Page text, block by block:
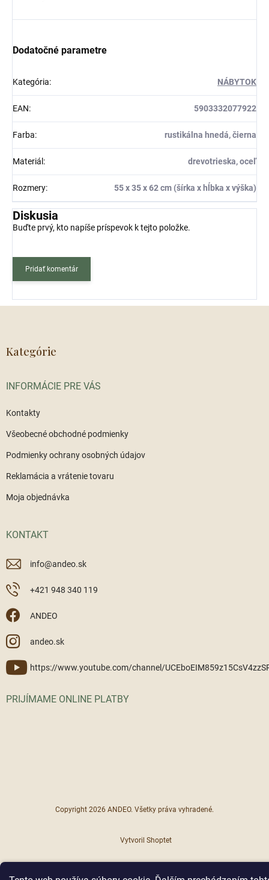
Dodatočné parametre
Kategória: NÁBYTOK
EAN: 5903332077922
Farba: rustikálna hnedá, čierna
Materiál : drevotrieska, oceľ
Rozmery: 55 x 35 x 62 cm (šírka x hĺbka x výška)
Diskusia
Buďte prvý, kto napíše príspevok k tejto položke.
Pridať komentár
Kategórie
INFORMÁCIE PRE VÁS
Kontakty
Všeobecné obchodné podmienky
Podmienky ochrany osobných údajov
Reklamácia a vrátenie tovaru
Moja objednávka
KONTAKT
info@andeo.sk
+421 948 340 119
ANDEO
andeo.sk
https://www.youtube.com/channel/
PRIJÍMAME ONLINE PLATBY
Vytvoril Shoptet
Copyright 2026 ANDEO. Všetky práva vyhradené.